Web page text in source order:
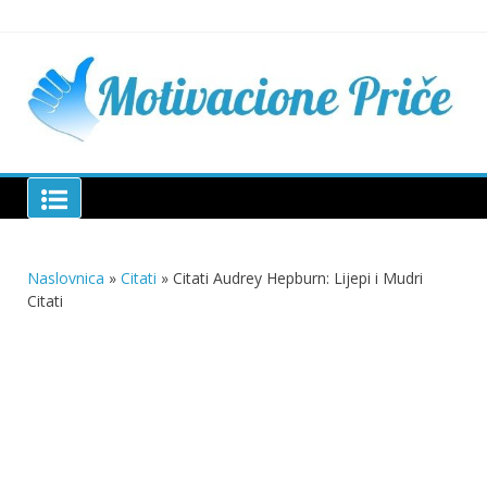
Motivacione Priče
Naslovnica » Citati » Citati Audrey Hepburn: Lijepi i Mudri
Citati